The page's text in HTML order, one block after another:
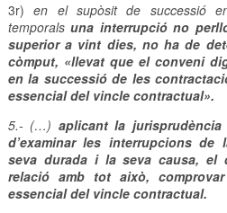
3r)en el supòsit de successió
temporalsuna interrupció no
superior a vint dies, no ha de
còmput, «llevat que el conveni
en la successió de les
essencial del vincle contractual».
5.- (…) aplicant la
d’examinar les interrupcions de
seva durada i la seva causa,
relació amb tot això,
essencial del vincle contractual.